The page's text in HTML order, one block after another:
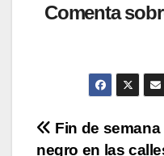
at
p
c
b
o
k
tt
Comenta
Fin de semana
negro en las